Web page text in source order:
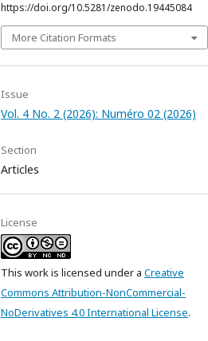
https://doi.org/10.5281/zenodo.19445084
More Citation Formats
Issue
Vol. 4 No. 2 (2026): Numéro 02 (2026)
Section
Articles
License
This work is licensed under a Creative
Commons Attribution-NonCommercial-
NoDerivatives 4.0 International License.